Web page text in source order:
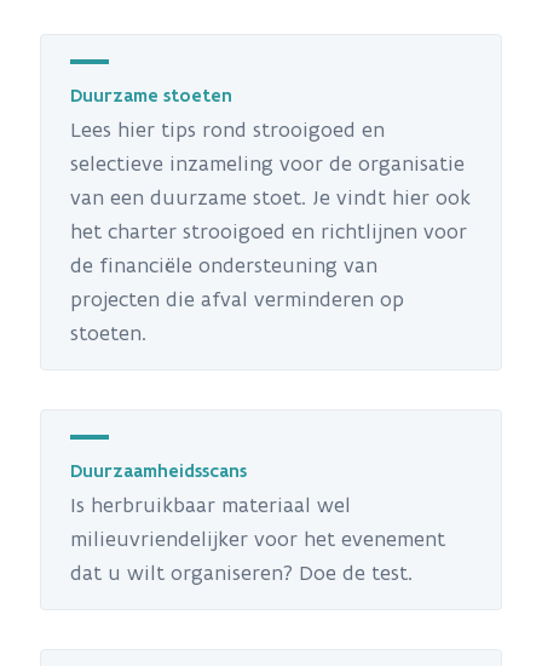
Duurzame stoeten
Lees hier tips rond strooigoed en
selectieve inzameling voor de organisatie
van een duurzame stoet. Je vindt hier ook
het charter strooigoed en richtlijnen voor
de financiële ondersteuning van
projecten die afval verminderen op
stoeten.
Duurzaamheidsscans
Is herbruikbaar materiaal wel
milieuvriendelijker voor het evenement
dat u wilt organiseren? Doe de test.